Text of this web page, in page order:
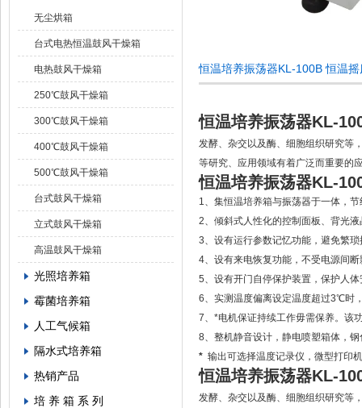
无尘烘箱
台式电热恒温鼓风干燥箱
电热鼓风干燥箱
250℃鼓风干燥箱
300℃鼓风干燥箱
400℃鼓风干燥箱
500℃鼓风干燥箱
台式鼓风干燥箱
立式鼓风干燥箱
高温鼓风干燥箱
光照培养箱
霉菌培养箱
人工气候箱
隔水式培养箱
热销产品
培 养 箱 系 列
恒温培养振荡器KL-100B 恒温
恒温培养振荡器KL-
发酵、杂交以及酶、细胞组织研究等
等研究、应用领域有着广泛而重要的
恒温培养振荡器KL-
1、集恒温培养箱与振荡器于一体，
2、 倾斜式人性化的控制面板、背光
3、设有运行参数记忆功能，避免繁
4、设有来电恢复功能，不受电源间
5、设有开门自停保护装置，保护人体
6、实测温度偏离设定温度超过3℃时
7、*电机保证持续工作毋需保养。 该
8、整机静音设计，静电喷塑箱体，
* 输出可选择温度记录仪，微型打印
恒温培养振荡器KL-
发酵、杂交以及酶、细胞组织研究等